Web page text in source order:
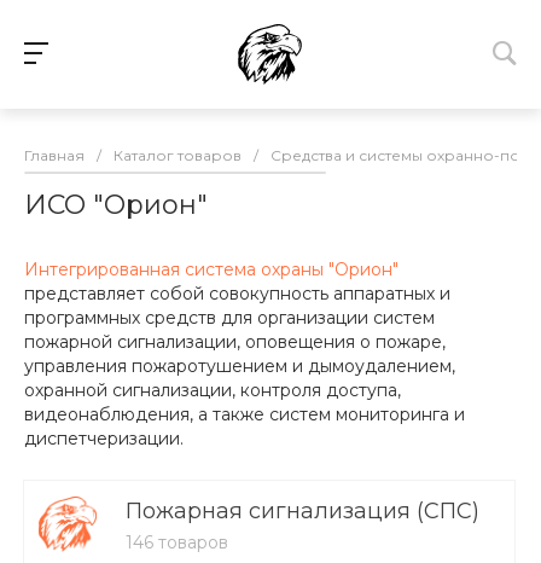
Главная / Каталог товаров / Средства и системы охранно-
ИСО "Орион"
Интегрированная система охраны "Орион"
представляет собой совокупность аппаратных и
программных средств для организации систем
пожарной сигнализации, оповещения о пожаре,
управления пожаротушением и дымоудалением,
охранной сигнализации, контроля доступа,
видеонаблюдения, а также систем мониторинга и
диспетчеризации.
Пожарная сигнализация (СПС)
146 товаров